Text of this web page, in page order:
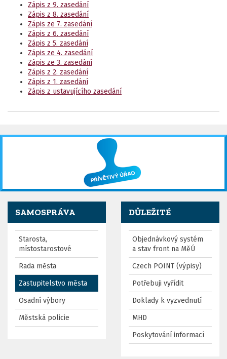
Zápis z 9. zasedání
Zápis z 8. zasedání
Zápis ze 7. zasedání
Zápis z 6. zasedání
Zápis z 5. zasedání
Zápis ze 4. zasedání
Zápis ze 3. zasedání
Zápis z 2. zasedání
Zápis z 1. zasedání
Zápis z ustavujícího zasedání
SAMOSPRÁVA
Starosta,
místostarostové
Rada města
Zastupitelstvo města
Osadní výbory
Městská policie
DŮLEŽITÉ
Objednávkový systém
a stav front na MěÚ
Czech POINT (výpisy)
Potřebuji vyřídit
Doklady k vyzvednutí
MHD
Poskytování informací